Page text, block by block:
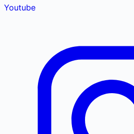
Youtube